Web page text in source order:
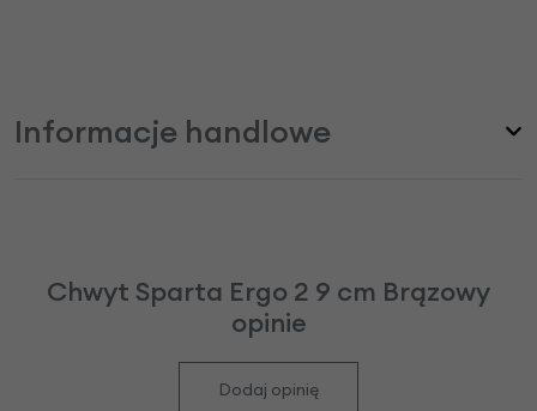
Informacje handlowe
Chwyt Sparta Ergo 2 9 cm Brązowy
opinie
Dodaj opinię